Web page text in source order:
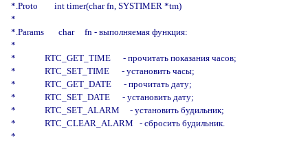
*.Proto        int timer(char fn, SYSTIMER *tm)
*
*.Params       char     fn - выполняемая функция:
*
*              RTC_GET_TIME      - прочитать показания часов;
*              RTC_SET_TIME      - установить часы;
*              RTC_GET_DATE      - прочитать дату;
*              RTC_SET_DATE      - установить дату;
*              RTC_SET_ALARM     - установить будильник;
*              RTC_CLEAR_ALARM   - сбросить будильник.
*